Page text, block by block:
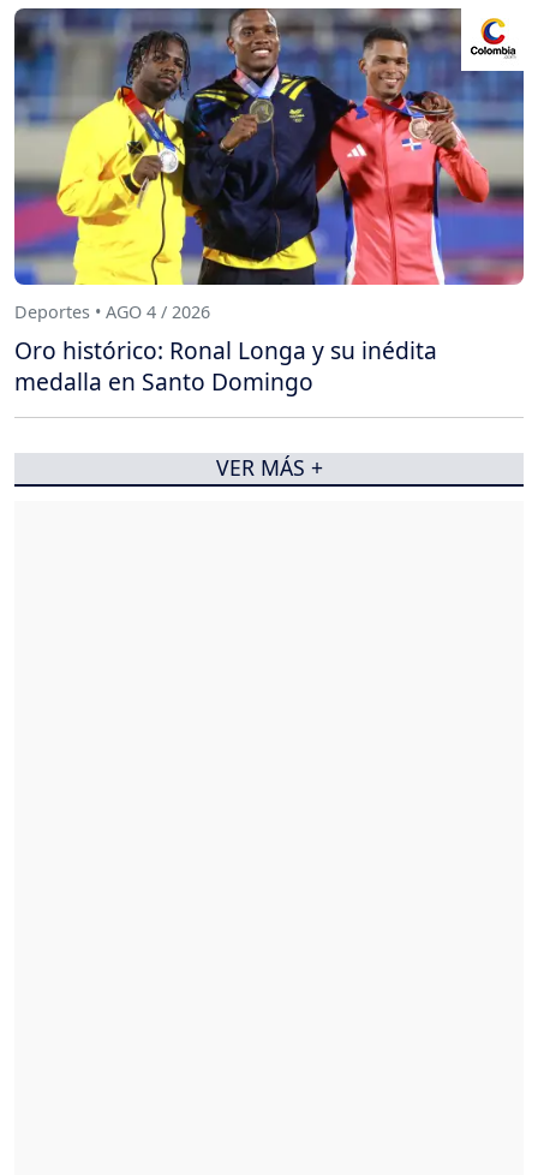
Deportes • AGO 4 / 2026
Oro histórico: Ronal Longa y su inédita
medalla en Santo Domingo
VER MÁS +